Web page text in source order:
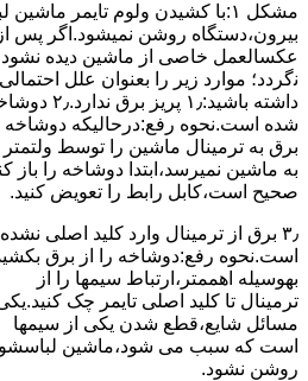
مشکل ۱:ﺑﺎ ﮐﺸﯿﺪن وﻟﻮم ﺗﺎﯾﻤﺮ
ﺑﯿﺮون،دستگاه روﺷﻦ نمیشود.اﮔﺮ ﭘﺲ
عکسالعمل ﺧﺎﺻﯽ از ﻣﺎﺷﯿﻦ دﯾﺪه
ﻧگردد؛ موارد زیر را بعنوان ﻋﻠﻞ
داشته
ﺷﺪه است.نحوه رفع:درحالیکه
ﺑﺮق ﺑﻪ ﺗﺮﻣﯿﻨﺎل ﻣﺎﺷﯿﻦ را ﺗﻮﺳﻂ ولتمتر
ﺑﻪ ﻣﺎﺷﯿﻦ نمیرسد،اﺑﺘﺪا دوشاخه را باز
ﺻﺤﯿﺢ اﺳﺖ،ﮐﺎﺑﻞ راﺑﻂ را ﺗﻌﻮﯾﺾ کنید.
۳٫ ﺑﺮق از ﺗﺮﻣﯿﻨﺎل وارد ﮐﻠﯿﺪ اﺻﻠﯽ ﻧﺸﺪه
است.نحوه رﻓﻊ:دوشاخه را از ﺑﺮق
بهوسیله اهممتر،ارﺗﺒﺎط سیمها را از
ﺗﺮﻣﯿﻨﺎل ﺗﺎ ﮐﻠﯿﺪ اﺻﻠﯽ ﺗﺎﯾﻤﺮ چک
مسائل شایع،ﻗﻄﻊ شدن ﯾﮑﯽ از سیمها
است که سبب می شود،ﻣﺎﺷﯿﻦ
روﺷﻦ نشود.